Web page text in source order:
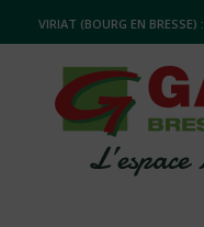
VIRIAT (BOURG EN BRESSE) :